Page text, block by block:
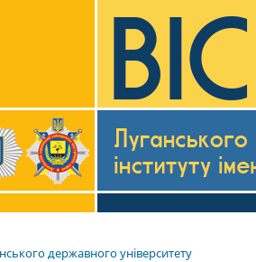
державного університету